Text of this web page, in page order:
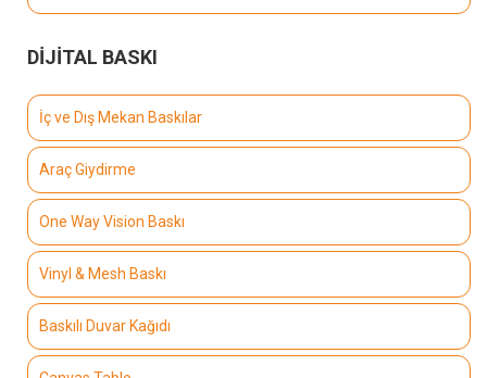
DİJİTAL BASKI
İç ve Dış Mekan Baskılar
Araç Giydirme
One Way Vision Baskı
Vinyl & Mesh Baskı
Baskılı Duvar Kağıdı